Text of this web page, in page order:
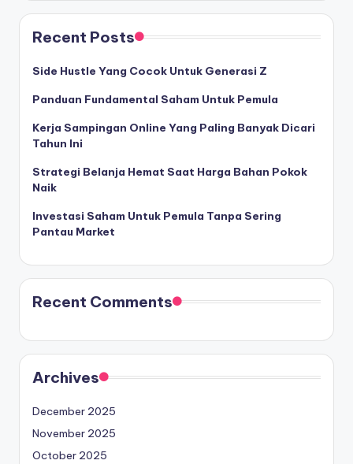
Recent Posts
Side Hustle Yang Cocok Untuk Generasi Z
Panduan Fundamental Saham Untuk Pemula
Kerja Sampingan Online Yang Paling Banyak Dicari
Tahun Ini
Strategi Belanja Hemat Saat Harga Bahan Pokok
Naik
Investasi Saham Untuk Pemula Tanpa Sering
Pantau Market
Recent Comments
Archives
December 2025
November 2025
October 2025